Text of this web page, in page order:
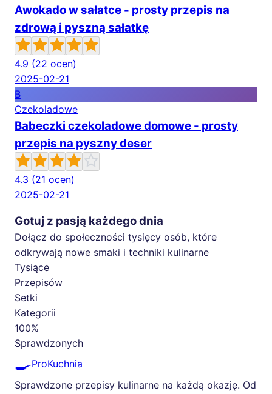
Awokado w sałatce - prosty przepis na
zdrową i pyszną sałatkę
4.9 (22 ocen)
2025-02-21
B
Czekoladowe
Babeczki czekoladowe domowe - prosty
przepis na pyszny deser
4.3 (21 ocen)
2025-02-21
Gotuj z pasją każdego dnia
Dołącz do społeczności tysięcy osób, które
odkrywają nowe smaki i techniki kulinarne
Tysiące
Przepisów
Setki
Kategorii
100%
Sprawdzonych
🍳ProKuchnia
Sprawdzone przepisy kulinarne na każdą okazję. Od